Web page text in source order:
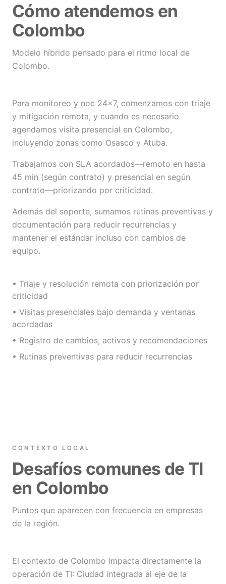
Cómo atendemos en
Colombo
Modelo híbrido pensado para el ritmo local de
Colombo.
Para monitoreo y noc 24×7, comenzamos con triaje
y mitigación remota, y cuando es necesario
agendamos visita presencial en Colombo,
incluyendo zonas como Osasco y Atuba.
Trabajamos con SLA acordados—remoto en hasta
45 min (según contrato) y presencial en según
contrato—priorizando por criticidad.
Además del soporte, sumamos rutinas preventivas y
documentación para reducir recurrencias y
mantener el estándar incluso con cambios de
equipo.
• Triaje y resolución remota con priorización por
criticidad
• Visitas presenciales bajo demanda y ventanas
acordadas
• Registro de cambios, activos y recomendaciones
• Rutinas preventivas para reducir recurrencias
CONTEXTO LOCAL
Desafíos comunes de TI
en Colombo
Puntos que aparecen con frecuencia en empresas
de la región.
El contexto de Colombo impacta directamente la
operación de TI: Ciudad integrada al eje de la